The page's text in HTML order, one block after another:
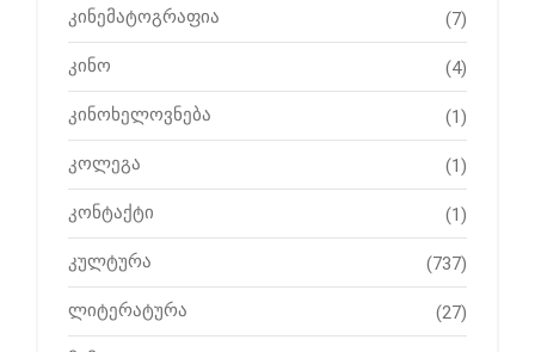
კინემატოგრაფია (7)
კინო (4)
კინოხელოვნება (1)
კოლეგა (1)
კონტაქტი (1)
კულტურა (737)
ლიტერატურა (27)